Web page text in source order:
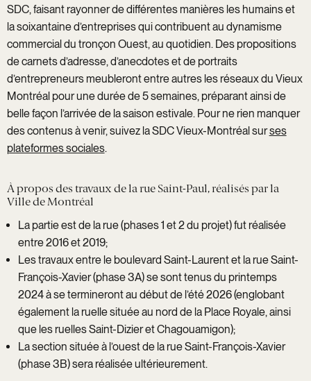
SDC, faisant rayonner de différentes manières les humains et
la soixantaine d’entreprises qui contribuent au dynamisme
commercial du tronçon Ouest, au quotidien. Des propositions
de carnets d’adresse, d’anecdotes et de portraits
d’entrepreneurs meubleront entre autres les réseaux du Vieux
Montréal pour une durée de 5 semaines, préparant ainsi de
belle façon l’arrivée de la saison estivale. Pour ne rien manquer
des contenus à venir, suivez la SDC Vieux-Montréal surses
plateformes sociales.
À propos des travaux de la rue Saint-Paul, réalisés par la
Ville de Montréal
La partie est de la rue (phases 1 et 2 du projet) fut réalisée
entre 2016 et 2019;
Les travaux entre le boulevard Saint-Laurent et la rue Saint-
François-Xavier (phase 3A) se sont tenus du printemps
2024 à se termineront au début de l’été 2026 (englobant
également la ruelle située au nord de la Place Royale, ainsi
que les ruelles Saint-Dizier et Chagouamigon);
La section située à l’ouest de la rue Saint-François-Xavier
(phase 3B) sera réalisée ultérieurement.